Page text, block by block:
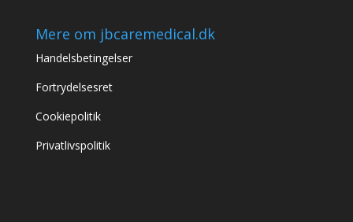
Mere om jbcaremedical.dk
Handelsbetingelser
Fortrydelsesret
Cookiepolitik
Privatlivspolitik